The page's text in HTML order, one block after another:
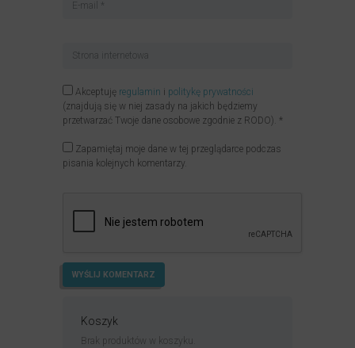
Akceptuję regulamin i politykę prywatności
(znajdują się w niej zasady na jakich będziemy
przetwarzać Twoje dane osobowe zgodnie z RODO). *
Zapamiętaj moje dane w tej przeglądarce podczas
pisania kolejnych komentarzy.
Koszyk
Brak produktów w koszyku.